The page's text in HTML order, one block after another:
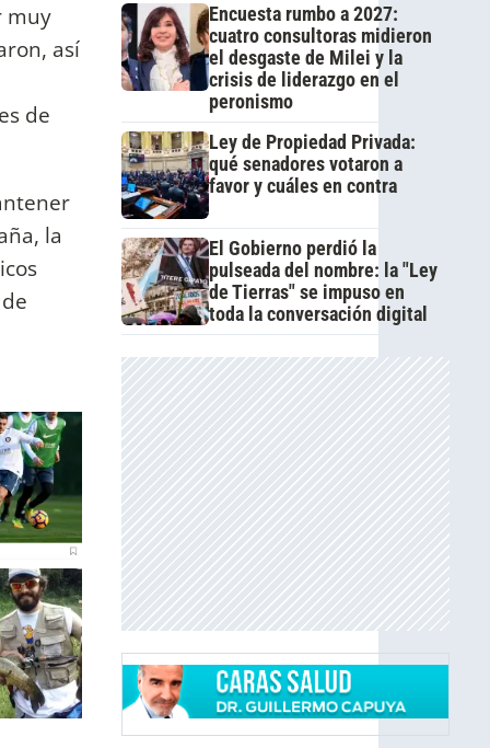
muy
así
de
la
Encuesta rumbo a 2027:
cuatro consultoras midieron
el desgaste de Milei y la
crisis de liderazgo en el
peronismo
Ley de Propiedad Privada:
qué senadores votaron a
favor y cuáles en contra
El Gobierno perdió la
pulseada del nombre: la "Ley
de Tierras" se impuso en
toda la conversación digital